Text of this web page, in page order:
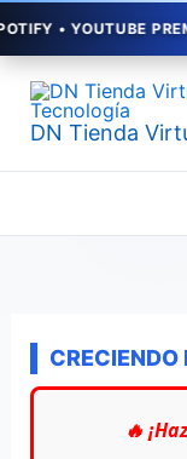
contenido
DN Tienda
CRECIENDO
🔥